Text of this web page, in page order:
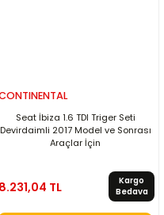
Seat İbiza 1.6 TDI Triger Seti
Devirdaimli 2017 Model ve Sonrası
Araçlar İçin
8.231,04 TL
Kargo
Bedava